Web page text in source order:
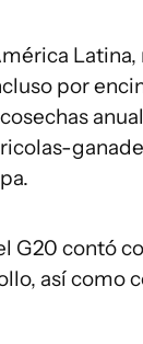
Latina,
por
G20 contó
así como